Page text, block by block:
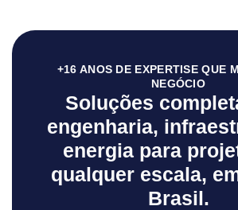
+16 ANOS DE EXPERTISE QUE
NEGÓCIO
Soluções
engenharia,
energia para
qualquer escala,
Brasil.